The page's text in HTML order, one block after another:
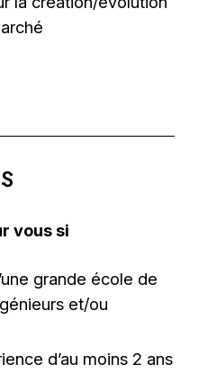
vous si
grande école de
et/ou
d’au moins 2 ans